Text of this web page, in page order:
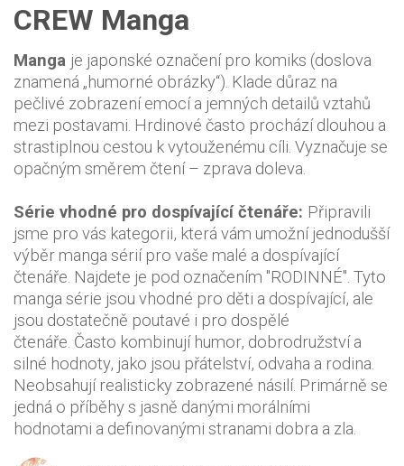
CREW Manga
Manga je japonské označení pro komiks (doslova
znamená „humorné obrázky“). Klade důraz na
pečlivé zobrazení emocí a jemných detailů vztahů
mezi postavami. Hrdinové často prochází dlouhou a
strastiplnou cestou k vytouženému cíli. Vyznačuje se
opačným směrem čtení – zprava doleva.
Série vhodné pro dospívající čtenáře: Připravili
jsme pro vás kategorii, která vám umožní jednodušší
výběr manga sérií pro vaše malé a dospívající
čtenáře. Najdete je pod označením "RODINNÉ". Tyto
manga série jsou vhodné pro děti a dospívající, ale
jsou dostatečně poutavé i pro dospělé
čtenáře. Často kombinují humor, dobrodružství a
silné hodnoty, jako jsou přátelství, odvaha a rodina.
Neobsahují realisticky zobrazené násilí. Primárně se
jedná o příběhy s jasně danými morálními
hodnotami a definovanými stranami dobra a zla.